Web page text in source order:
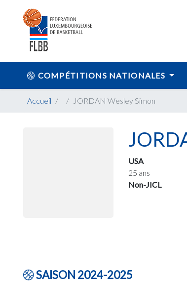
COMPÉTITIONS NATIONALES
Accueil JORDAN Wesley Simon
USA
25 ans
Non-JICL
SAISON 2024-2025